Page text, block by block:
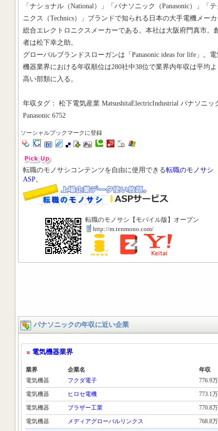
「ナショナル（National）」「パナソニック（Panasonic）」「
ニクス（Technics）」ブランドで知られる日本の大手電機メー
総合エレクトロニクスメーカーである。本社は大阪府門真市。
者は松下幸之助。
グローバルブランドスローガンは「Panasonic ideas for life」。電
機器業界における年収順位は280社中38位で業界内年収は平均
高い部類に入る。
年収タグ： 松下電気産業 MatsushitaElectricIndustrial パナソニッ
Panasonic 6752
ソーシャルブックマークに登録
転職のモノサシコンテンツを自由に使用できる転職のモノサシ
ASP。
転職のモノサシ【モバイル版】オープン
http://m.tenmono.com/
パナソニックの年収に近い企業
電気機器業界
業界 企業名
年収
電気機器
フクダ電子
776.9万
電気機器
ヒロセ電機
773.1万
電気機器
ブラザー工業
770.8万
電気機器
メディアグローバルリンクス
768.8万